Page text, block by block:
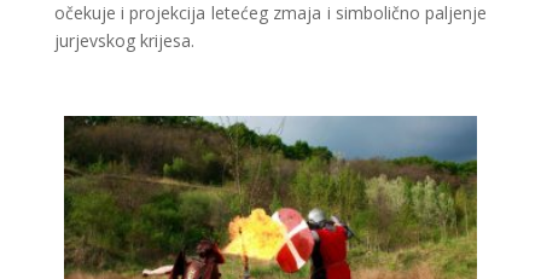
očekuje i projekcija letećeg zmaja i simbolično paljenje
jurjevskog krijesa.